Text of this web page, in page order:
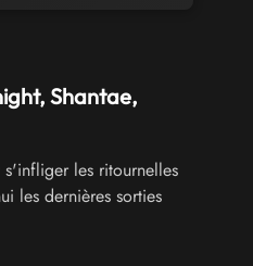
Shantae,
les ritournelles
les dernières sorties